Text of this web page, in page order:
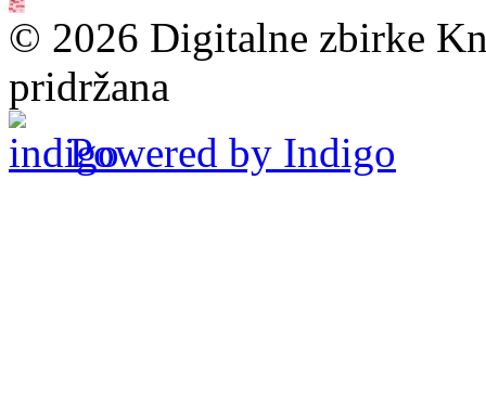
© 2026 Digitalne zbirke
pridržana
Powered by Indigo